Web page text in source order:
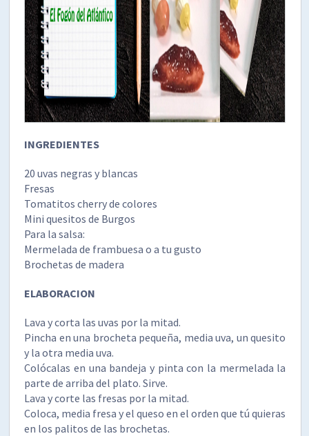
INGREDIENTES
20 uvas negras y blancas
Fresas
Tomatitos cherry de colores
Mini quesitos de Burgos
Para la salsa:
Mermelada de frambuesa o a tu gusto
Brochetas de madera
ELABORACION
Lava y corta las uvas por la mitad.
Pincha en una brocheta pequeña, media uva, un quesito
y la otra media uva.
Colócalas en una bandeja y pinta con la mermelada la
parte de arriba del plato. Sirve.
Lava y corte las fresas por la mitad.
Coloca, media fresa y el queso en el orden que tú quieras
en los palitos de las brochetas.